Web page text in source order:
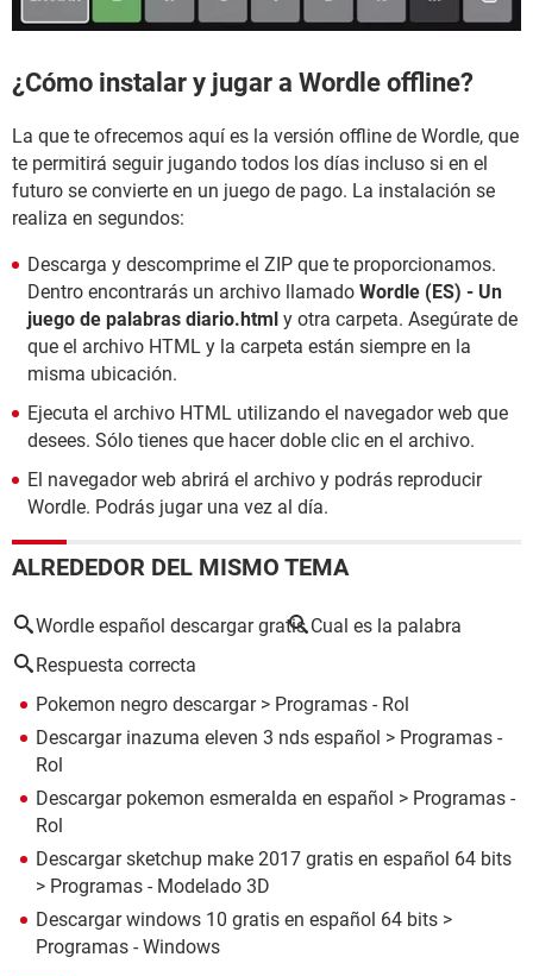
¿Cómo instalar y jugar a Wordle offline?
La que te ofrecemos aquí es la versión offline de Wordle, que
te permitirá seguir jugando todos los días incluso si en el
futuro se convierte en un juego de pago. La instalación se
realiza en segundos:
Descarga y descomprime el ZIP que te proporcionamos.
Dentro encontrarás un archivo llamado Wordle (ES) - Un
juego de palabras diario.html y otra carpeta. Asegúrate de
que el archivo HTML y la carpeta están siempre en la
misma ubicación.
Ejecuta el archivo HTML utilizando el navegador web que
desees. Sólo tienes que hacer doble clic en el archivo.
El navegador web abrirá el archivo y podrás reproducir
Wordle. Podrás jugar una vez al día.
ALREDEDOR DEL MISMO TEMA
Wordle español descargar gratis Cual es la palabra
Respuesta correcta
Pokemon negro descargar> Programas - Rol
Descargar inazuma eleven 3 nds español > Programas -
Rol
Descargar pokemon esmeralda en español > Programas -
Rol
Descargar sketchup make 2017 gratis en español 64 bits
> Programas - Modelado 3D
Descargar windows 10 gratis en español 64 bits >
Programas - Windows